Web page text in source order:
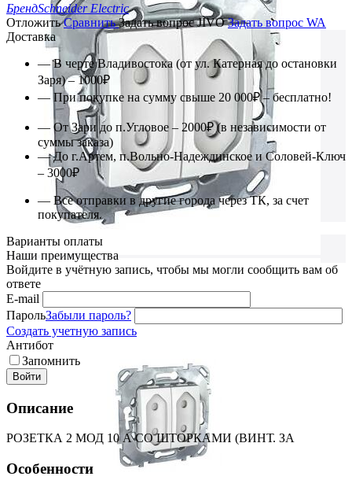
БрендSchneider Electric
Отложить СравнитьЗадать вопрос JIVO Задать вопрос WA
Доставка
— В черте Владивостока (от ул. Катерная до остановки
Заря) – 1000₽
— При покупке на сумму свыше 20 000₽ – бесплатно!
— От Зари до п.Угловое – 2000₽ (в независимости от
суммы заказа)
— До г.Артем, п.Вольно-Надеждинское и Соловей-Ключ
– 3000₽
— Все отправки в другие города через ТК, за счет
покупателя.
Варианты оплаты
Наши преимущества
Войдите в учётную запись, чтобы мы могли сообщить вам об
ответе
E-mail
ПарольЗабыли пароль?
Создать учетную запись
Антибот
Запомнить
Войти
Описание
РОЗЕТКА 2 МОД 10 А СО ШТОРКАМИ (ВИНТ. ЗА
Особенности